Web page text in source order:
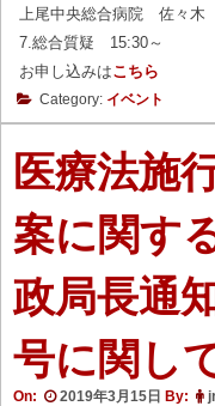
上尾中央総合病院 佐々
7.総合質疑 15:30～
お申し込みはこちら
Category: イベント
医療法施
案に関す
政局長通
号に関し
On: 2019年3月15日 By: